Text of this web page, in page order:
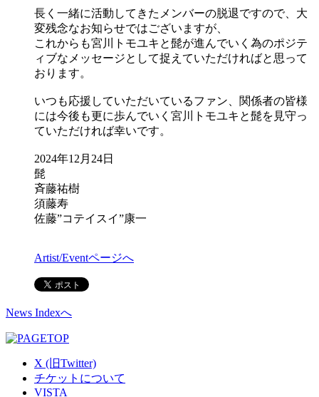
長く一緒に活動してきたメンバーの脱退ですので、大
変残念なお知らせではございますが、
これからも宮川トモユキと髭が進んでいく為のポジテ
ィブなメッセージとして捉えていただければと思って
おります。
いつも応援していただいているファン、関係者の皆様
には今後も更に歩んでいく宮川トモユキと髭を見守っ
ていただければ幸いです。
2024年12月24日
髭
斉藤祐樹
須藤寿
佐藤”コテイスイ”康一
Artist/Eventページへ
News Indexへ
X (旧Twitter)
チケットについて
VISTA